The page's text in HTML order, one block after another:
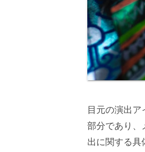
目元の演出
部分であり、
出に関する具